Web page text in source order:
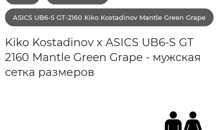
ASICS UB6-S GT-2160 Kiko Kostadinov Mantle Green Grape
Kiko Kostadinov x ASICS UB6-S GT
2160 Mantle Green Grape - мужская
сетка размеров